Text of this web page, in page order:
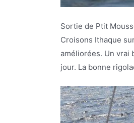
Sortie de Ptit
Croisons Ithaque
améliorées. Un vrai
jour. La bonne